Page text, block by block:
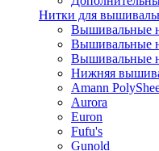
Нитки для
Вышивальные
Вышивальные
Вышивальные
Нижняя
Amann
Aurora
Euron
Fufu's
Gunold